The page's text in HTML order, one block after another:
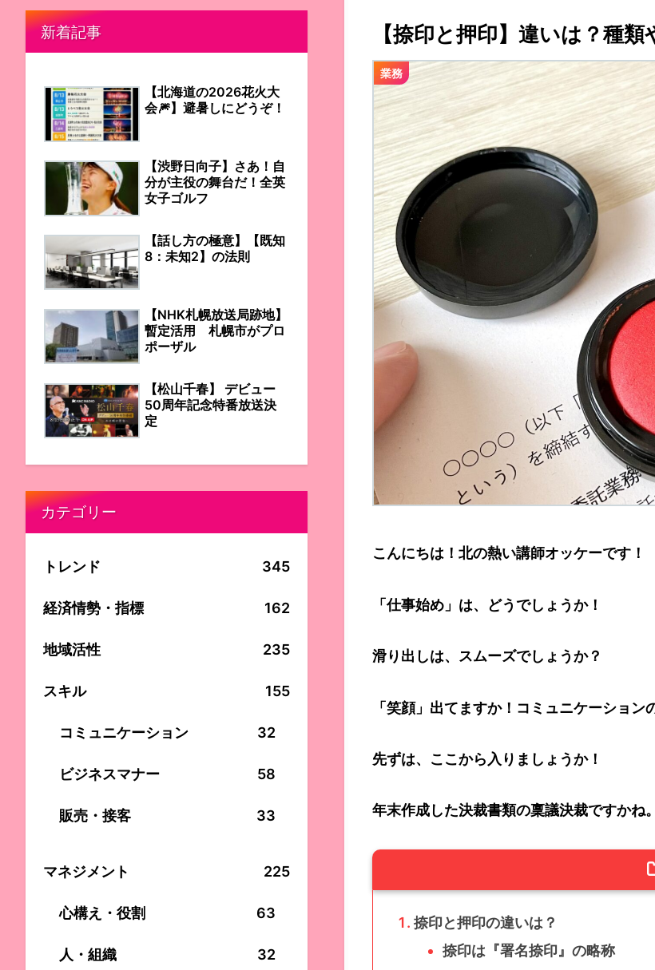
【捺印と押印】違いは？種
業務
こんにちは！北の熱い講師オッケーです！
「仕事始め」は、どうでしょうか！
滑り出しは、スムーズでしょうか？
「笑顔」出てますか！コミュニケーション
先ずは、ここから入りましょうか！
年末作成した決裁書類の稟議決裁ですかね。
捺印と押印の違いは？
捺印は『署名捺印』の略称
新着記事
【北海道の2026花火大
会🎆】避暑しにどうぞ！
【渋野日向子】さあ！自
分が主役の舞台だ！全英
女子ゴルフ
【話し方の極意】【既知
8：未知2】の法則
【NHK札幌放送局跡地】
暫定活用 札幌市がプロ
ポーザル
【松山千春】 デビュー
50周年記念特番放送決
定
カテゴリー
トレンド 345
経済情勢・指標 162
地域活性 235
スキル 155
コミュニケーション 32
ビジネスマナー 58
販売・接客 33
マネジメント 225
心構え・役割 63
人・組織 32